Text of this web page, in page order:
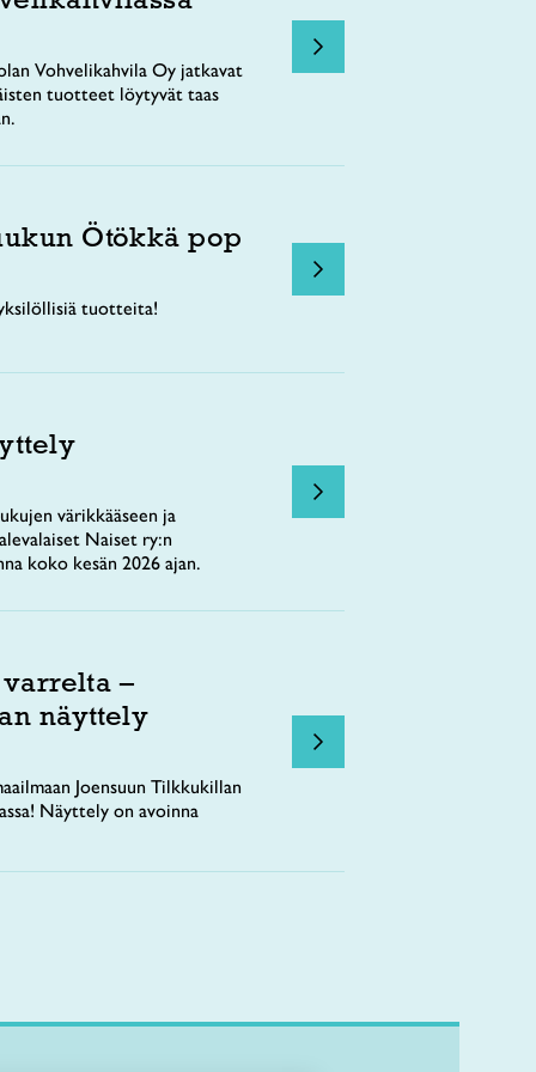
Vohvelikahvila Oy jatkavat
tuotteet löytyvät taas
Ötökkä pop
tuotteita!
värikkääseen ja
Naiset ry:n
koko kesän 2026 ajan.
–
näyttely
Joensuun Tilkkukillan
Näyttely on avoinna